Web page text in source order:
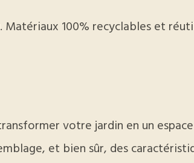
100% recyclables et
votre jardin en un
et bien sûr, des